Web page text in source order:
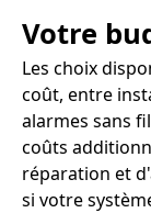
Votre
Les choix
coût, entre
alarmes sans
coûts
réparation et
si votre